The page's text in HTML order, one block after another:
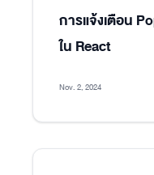
การแจ้งเตือน
ใน React
Nov. 2, 2024